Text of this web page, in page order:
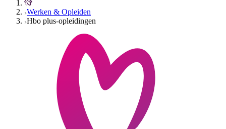
Werken & Opleiden
Hbo plus-opleidingen